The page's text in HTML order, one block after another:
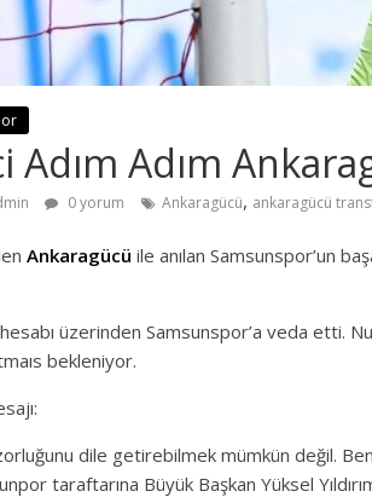
Adım Adım
0 yorum Ankaragücü, ankaragücü
Ankaragücü ile anılan Samsunspor’un
üzerinden Samsunspor’a veda etti.
bekleniyor.
dile getirebilmek mümkün değil.
taraftarına Büyük Başkan Yüksel